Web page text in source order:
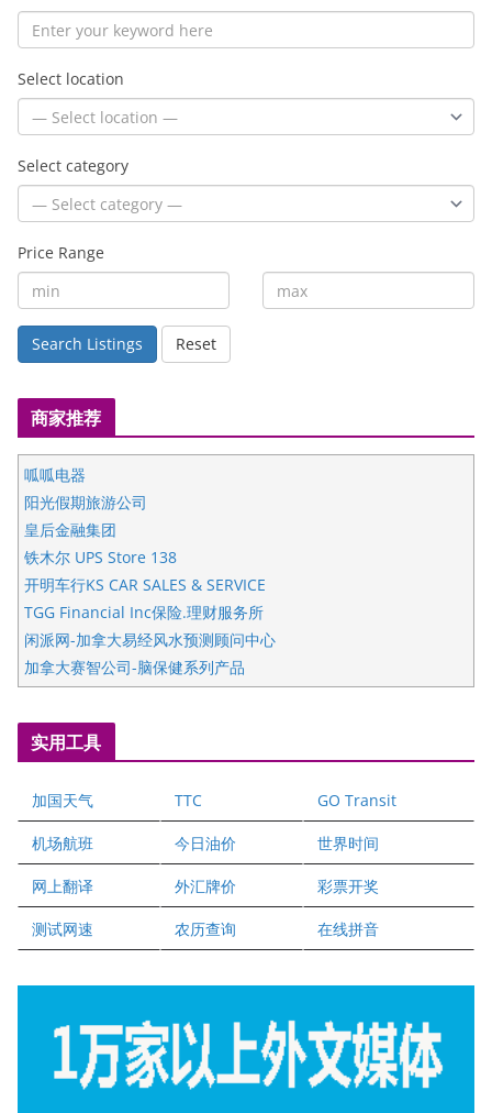
Select location
Select category
Price Range
Search Listings Reset
商家推荐
呱呱电器
阳光假期旅游公司
皇后金融集团
铁木尔 UPS Store 138
开明车行KS CAR SALES & SERVICE
TGG Financial Inc保险.理财服务所
闲派网-加拿大易经风水预测顾问中心
加拿大赛智公司-脑保健系列产品
国际注册执业营养师公会
爱德华连锁酒店万锦分店
健健宝公司
二十一世纪美联地产公司
全球趋势移民留学
盛达资本
实用工具
加国天气 TTC GO Transit
机场航班 今日油价 世界时间
网上翻译 外汇牌价 彩票开奖
测试网速 农历查询 在线拼音